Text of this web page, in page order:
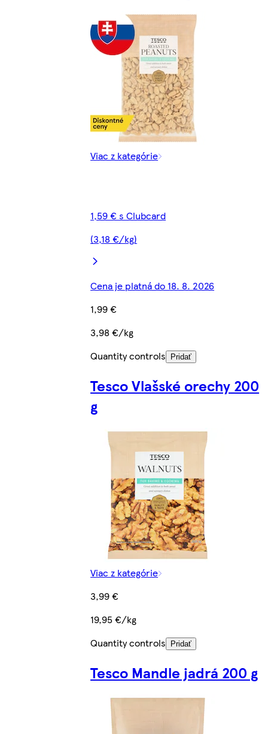
Viac z kategórie
1,59 € s Clubcard
(3,18 €/kg)
Cena je platná do 18. 8. 2026
1,99 €
3,98 €/kg
Quantity controls
Pridať
Tesco Vlašské orechy 200
g
Viac z kategórie
3,99 €
19,95 €/kg
Quantity controls
Pridať
Tesco Mandle jadrá 200 g